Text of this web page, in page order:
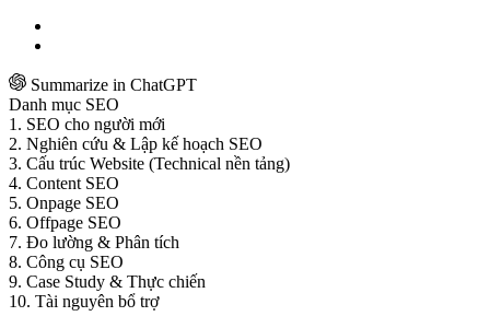
Summarize in ChatGPT
Danh mục SEO
1. SEO cho người mới
2. Nghiên cứu & Lập kế hoạch SEO
3. Cấu trúc Website (Technical nền tảng)
4. Content SEO
5. Onpage SEO
6. Offpage SEO
7. Đo lường & Phân tích
8. Công cụ SEO
9. Case Study & Thực chiến
10. Tài nguyên bổ trợ